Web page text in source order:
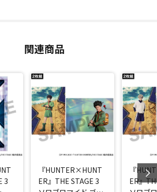
関連商品
3
『HUNTER×HUNT
ER』THE STAGE 3
『
ER』